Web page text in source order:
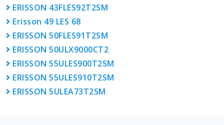
ERISSON 43FLES92T2SM
Erisson 49 LES 68
ERISSON 50FLES91T2SM
ERISSON 50ULX9000CT2
ERISSON 55ULES900T2SM
ERISSON 55ULES910T2SM
ERISSON 5ULEA73T2SM